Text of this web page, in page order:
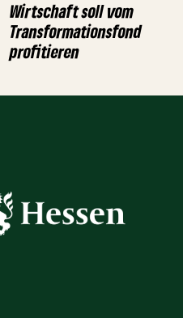
Wirtschaft soll vom
Transformationsfond
profitieren